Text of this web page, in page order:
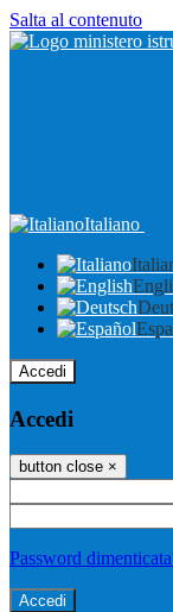
Salta al contenuto
Italiano
Accedi
Accedi
button close ×
Password